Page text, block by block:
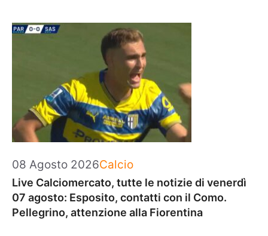
08 Agosto 2026Categorie
Calcio
Live Calciomercato, tutte le notizie di venerdì
07 agosto: Esposito, contatti con il Como.
Pellegrino, attenzione alla Fiorentina